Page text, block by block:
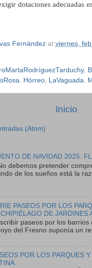
dotaciones adecuadas
Fernández at viernes,
,
Hórreo, LaVaguada
Inicio
(Atom)
DE NAVIDAD 2025:
debemos pretender
de los sueños está la
PASEOS POR LOS
DE JARDINES
paseos por los
del Fresno suponía un
POR LOS PARQUES